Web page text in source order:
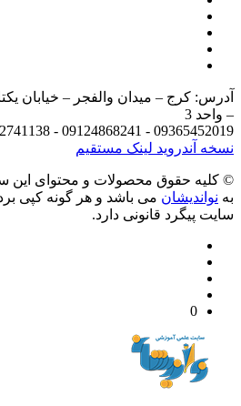
3
09365452019 - 09124868241 -
آندرویدلینک مستقیم
حقوق محصولات و محتوای اين سایت
می باشد و هر گونه کپی
پیگرد قانونی دارد.